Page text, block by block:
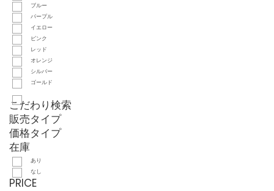
ブルー
パープル
イエロー
ピンク
レッド
オレンジ
シルバー
ゴールド
こだわり検索
販売タイプ
価格タイプ
在庫
あり
なし
PRICE